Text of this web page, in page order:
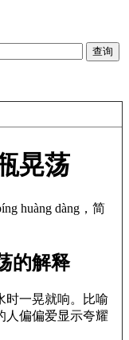
晃荡
huàng dàng，简
的解释
时一晃就响。比喻
人偏偏爱显示夸耀